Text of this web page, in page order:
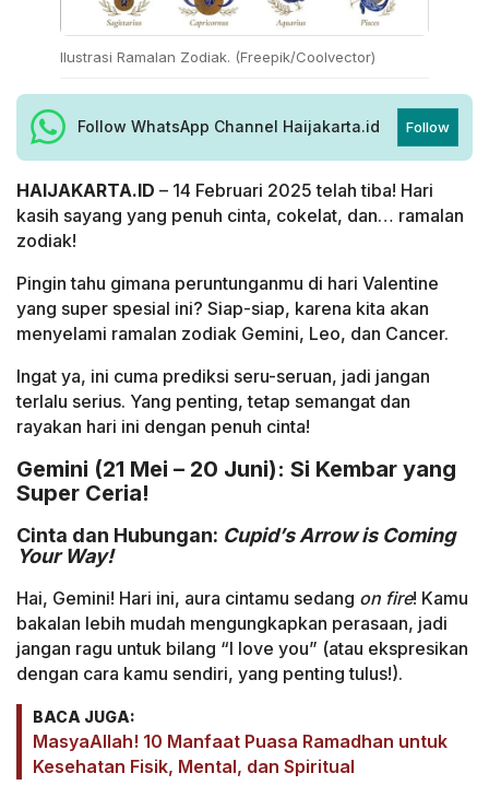
Ilustrasi Ramalan Zodiak. (Freepik/Coolvector)
Follow WhatsApp Channel Haijakarta.id Follow
HAIJAKARTA.ID – 14 Februari 2025 telah tiba! Hari
kasih sayang yang penuh cinta, cokelat, dan… ramalan
zodiak!
Pingin tahu gimana peruntunganmu di hari Valentine
yang super spesial ini? Siap-siap, karena kita akan
menyelami ramalan zodiak Gemini, Leo, dan Cancer.
Ingat ya, ini cuma prediksi seru-seruan, jadi jangan
terlalu serius. Yang penting, tetap semangat dan
rayakan hari ini dengan penuh cinta!
Gemini (21 Mei – 20 Juni): Si Kembar yang
Super Ceria!
Cinta dan Hubungan: Cupid’s Arrow is Coming
Your Way!
Hai, Gemini! Hari ini, aura cintamu sedang on fire! Kamu
bakalan lebih mudah mengungkapkan perasaan, jadi
jangan ragu untuk bilang “I love you” (atau ekspresikan
dengan cara kamu sendiri, yang penting tulus!).
BACA JUGA:
MasyaAllah! 10 Manfaat Puasa Ramadhan untuk
Kesehatan Fisik, Mental, dan Spiritual